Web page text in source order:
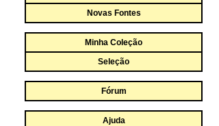
Novas Fontes
Minha Coleção
Seleção
Fórum
Ajuda